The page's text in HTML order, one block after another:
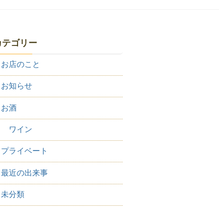
テゴリー
お店のこと
お知らせ
お酒
ワイン
プライベート
最近の出来事
未分類